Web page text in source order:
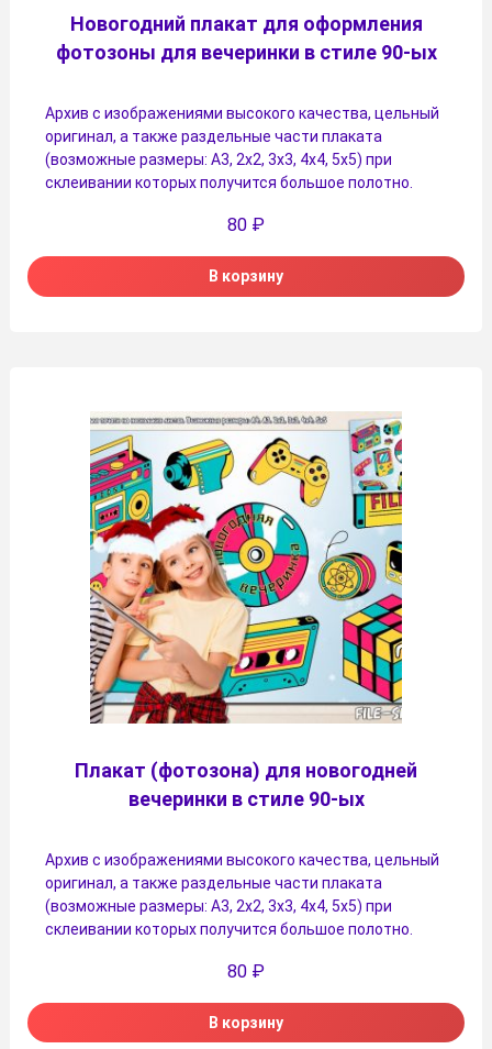
Новогодний плакат для оформления
фотозоны для вечеринки в стиле 90-ых
Архив с изображениями высокого качества, цельный
оригинал, а также раздельные части плаката
(возможные размеры: А3, 2х2, 3х3, 4х4, 5х5) при
склеивании которых получится большое полотно.
80 ₽
В корзину
Плакат (фотозона) для новогодней
вечеринки в стиле 90-ых
Архив с изображениями высокого качества, цельный
оригинал, а также раздельные части плаката
(возможные размеры: А3, 2х2, 3х3, 4х4, 5х5) при
склеивании которых получится большое полотно.
80 ₽
В корзину